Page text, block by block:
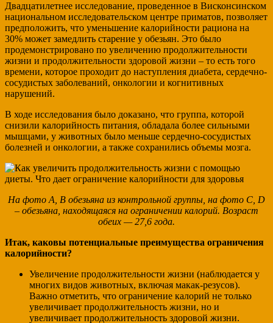
Двадцатилетнее исследование, проведенное в Висконсинском
национальном исследовательском центре приматов, позволяет
предположить, что уменьшение калорийности рациона на
30% может замедлить старение у обезьян. Это было
продемонстрировано по увеличению продолжительности
жизни и продолжительности здоровой жизни – то есть того
времени, которое проходит до наступления диабета, сердечно-
сосудистых заболеваний, онкологии и когнитивных
нарушений.
В ходе исследования было доказано, что группа, которой
снизили калорийность питания, обладала более сильными
мышцами, у животных было меньше сердечно-сосудистых
болезней и онкологии, а также сохранились объемы мозга.
На фото А, В обезьяна из контрольной группы, на фото C, D
– обезьяна, находящаяся на ограничении калорий. Возраст
обеих — 27,6 года.
Итак, каковы потенциальные преимущества ограничения
калорийности?
Увеличение продолжительности жизни (наблюдается у
многих видов животных, включая макак-резусов).
Важно отметить, что ограничение калорий не только
увеличивает продолжительность жизни, но и
увеличивает продолжительность здоровой жизни.